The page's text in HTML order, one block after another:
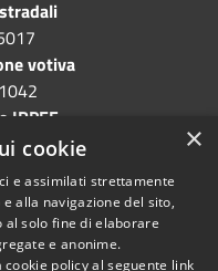
votiva
IRPEF
© 2026 • Comune di
×
cookie
e assimilati strettamente
alla navigazione del sito,
al solo fine di elaborare
e anonime.
policy al seguente link